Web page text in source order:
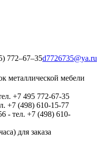
772‒67‒35d7726735@ya.ru
металлической мебели
+7 495 772-67-35
+7 (498) 610-15-77
- тел. +7 (498) 610-
для заказа